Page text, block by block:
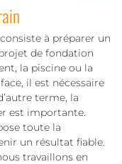
à préparer un
de fondation
la piscine ou la
il est nécessaire
terme, la
est importante.
toute la
un résultat fiable.
travaillons en